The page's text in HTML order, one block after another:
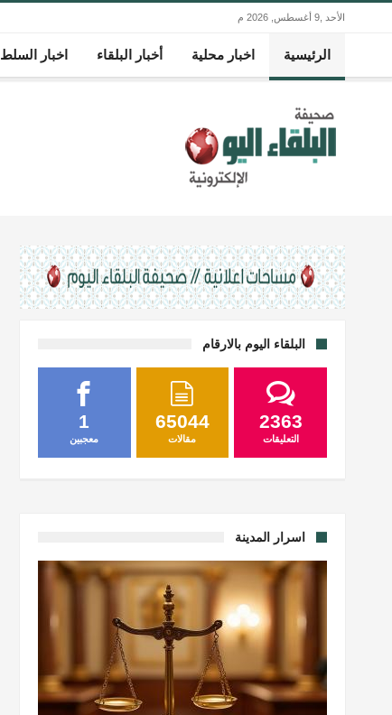
الأحد ,9 أغسطس, 2026 م
الرئيسية اخبار محلية أخبار البلقاء اخبار السلط
البلقاء اليوم بالارقام
1
معجبين
65044
مقالات
2363
التعليقات
اسرار المدينة